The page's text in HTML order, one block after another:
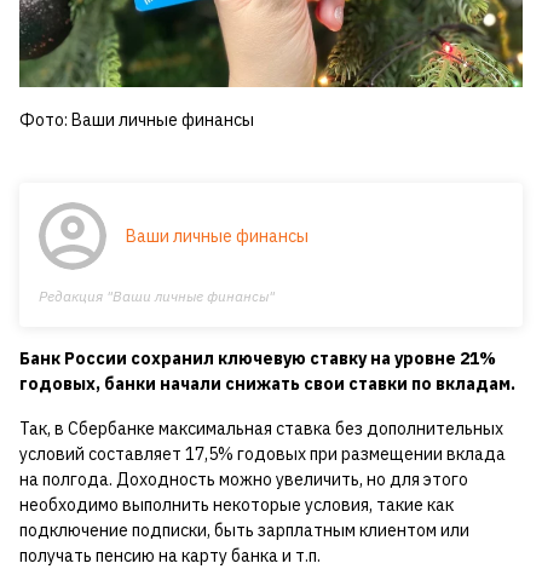
Фото: Ваши личные финансы
Ваши личные финансы
Редакция "Ваши личные финансы"
Банк России сохранил ключевую ставку на уровне 21%
годовых, банки начали снижать свои ставки по вкладам.
Так, в Сбербанке максимальная ставка без дополнительных
условий составляет 17,5% годовых при размещении вклада
на полгода. Доходность можно увеличить, но для этого
необходимо выполнить некоторые условия, такие как
подключение подписки, быть зарплатным клиентом или
получать пенсию на карту банка и т.п.